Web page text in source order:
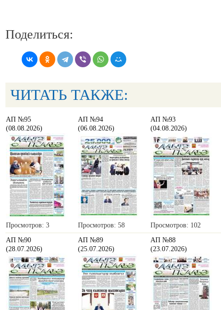
Поделиться:
ЧИТАТЬ ТАКЖЕ:
АП №95
(08.08.2026)
Просмотров: 3
АП №94
(06.08.2026)
Просмотров: 58
АП №93
(04.08.2026)
Просмотров: 102
АП №90
(28.07.2026)
АП №89
(25.07.2026)
АП №88
(23.07.2026)